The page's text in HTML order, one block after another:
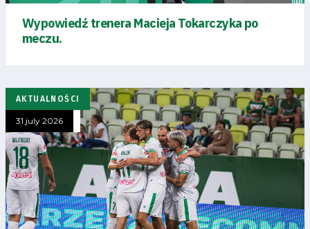
Wypowiedź trenera Macieja Tokarczyka po
meczu.
AKTUALNOŚCI
31 july 2026